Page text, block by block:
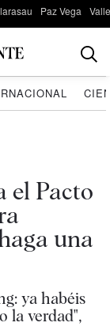
Paz Vega
el Pacto
una
ya habéis
la verdad",